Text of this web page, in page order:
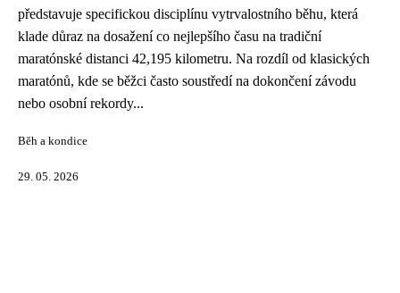
představuje specifickou disciplínu vytrvalostního běhu, která
klade důraz na dosažení co nejlepšího času na tradiční
maratónské distanci 42,195 kilometru. Na rozdíl od klasických
maratónů, kde se běžci často soustředí na dokončení závodu
nebo osobní rekordy...
Běh a kondice
29. 05. 2026